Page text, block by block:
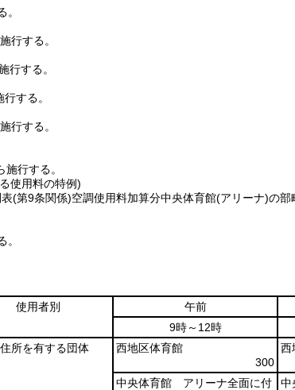
。
行する。
行する。
する。
行する。
行する。
使用料の特例)
(第9条関係)空調使用料加算分中央体育館(アリーナ)の部
。
使用者別 午前
9時～12時
所を有する団体
西地区体育館
300
西
中央体育館 アリーナ全面に付
中